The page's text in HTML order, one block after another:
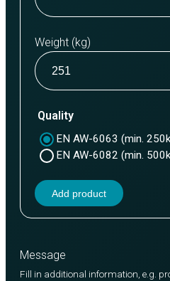
Weight (kg)
Quality
EN AW-6063 (min.
EN AW-6082 (min.
Add product
Message
Fill in additional information, e.g.